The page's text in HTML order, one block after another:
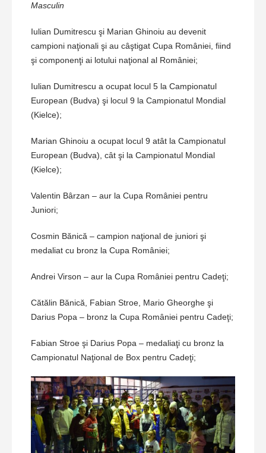
Masculin
Iulian Dumitrescu şi Marian Ghinoiu au devenit
campioni naţionali şi au câştigat Cupa României, fiind
şi componenţi ai lotului naţional al României;
Iulian Dumitrescu a ocupat locul 5 la Campionatul
European (Budva) şi locul 9 la Campionatul Mondial
(Kielce);
Marian Ghinoiu a ocupat locul 9 atât la Campionatul
European (Budva), cât şi la Campionatul Mondial
(Kielce);
Valentin Bârzan – aur la Cupa României pentru
Juniori;
Cosmin Bănică – campion naţional de juniori şi
medaliat cu bronz la Cupa României;
Andrei Virson – aur la Cupa României pentru Cadeţi;
Cătălin Bănică, Fabian Stroe, Mario Gheorghe şi
Darius Popa – bronz la Cupa României pentru Cadeţi;
Fabian Stroe şi Darius Popa – medaliaţi cu bronz la
Campionatul Naţional de Box pentru Cadeţi;